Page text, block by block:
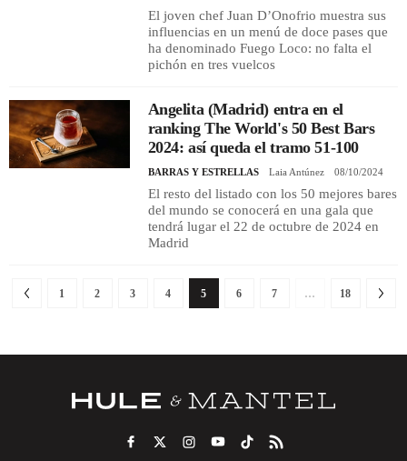
El joven chef Juan D’Onofrio muestra sus
influencias en un menú de doce pases que
ha denominado Fuego Loco: no falta el
pichón en tres vuelcos
Angelita (Madrid) entra en el
ranking The World's 50 Best Bars
2024: así queda el tramo 51-100
BARRAS Y ESTRELLAS Laia Antúnez 08/10/2024
El resto del listado con los 50 mejores bares
del mundo se conocerá en una gala que
tendrá lugar el 22 de octubre de 2024 en
Madrid
1 2 3 4 5 6 7 … 18